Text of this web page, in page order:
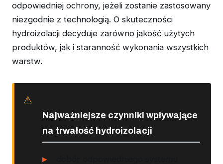
odpowiedniej ochrony, jeżeli zostanie zastosowany
niezgodnie z technologią. O skuteczności
hydroizolacji decyduje zarówno jakość użytych
produktów, jak i staranność wykonania wszystkich
warstw.
Najważniejsze czynniki wpływające
na trwałość hydroizolacji